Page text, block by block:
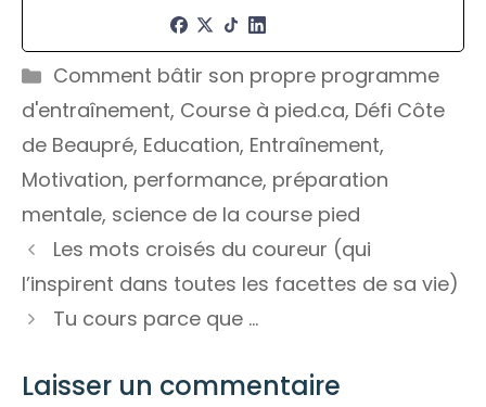
Catégories
Comment bâtir son propre programme
d'entraînement, Course à pied.ca, Défi Côte
de Beaupré, Education, Entraînement,
Motivation, performance, préparation
mentale, science de la course pied
Les mots croisés du coureur (qui
l’inspirent dans toutes les facettes de sa vie)
Tu cours parce que …
Laisser un commentaire